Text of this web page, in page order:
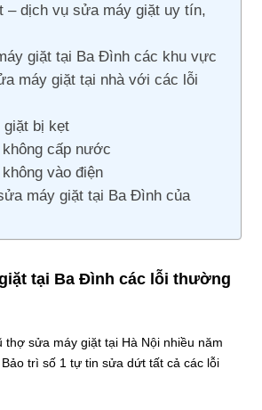
– dịch vụ sửa máy giặt uy tín,
giặt tại Ba Đình các khu vực
máy giặt tại nhà với các lỗi
bị kẹt
cấp nước
vào điện
máy giặt tại Ba Đình của
tại Ba Đình các lỗi thường
thợ sửa máy giặt tại Hà Nội nhiều năm
trì số 1 tự tin sửa dứt tất cả các lỗi